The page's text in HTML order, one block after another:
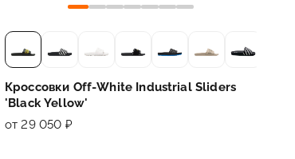
Кроссовки Off-White Industrial Sliders
'Black Yellow'
от 29 050 ₽